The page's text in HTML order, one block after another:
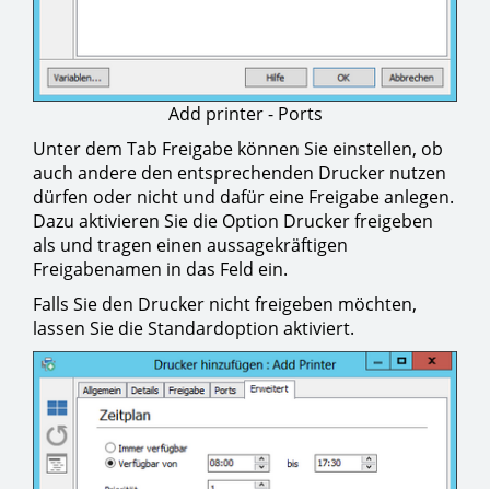
Add printer - Ports
Unter dem Tab Freigabe können Sie einstellen, ob
auch andere den entsprechenden Drucker nutzen
dürfen oder nicht und dafür eine Freigabe anlegen.
Dazu aktivieren Sie die Option Drucker freigeben
als und tragen einen aussagekräftigen
Freigabenamen in das Feld ein.
Falls Sie den Drucker nicht freigeben möchten,
lassen Sie die Standardoption aktiviert.